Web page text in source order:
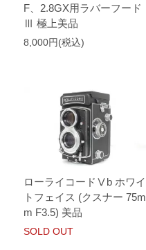
F、2.8GX用ラバーフード
Ⅲ 極上美品
8,000円(税込)
ローライコードⅤb ホワイ
トフェイス (クスナー 75m
m F3.5) 美品
SOLD OUT